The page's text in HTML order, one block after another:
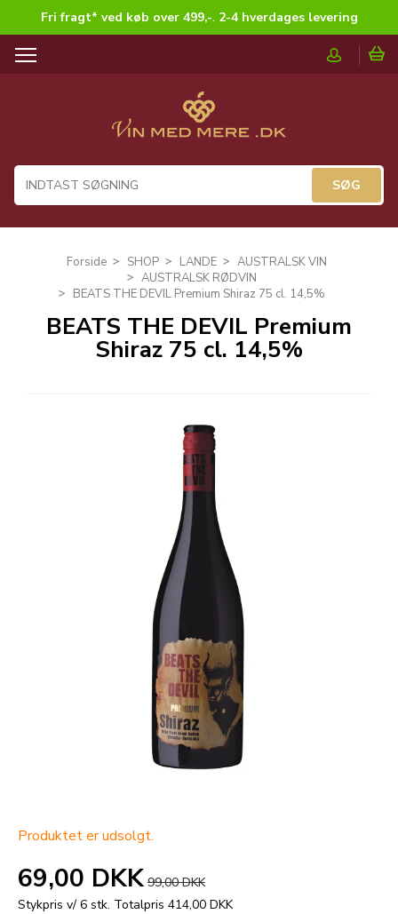
Fri fragt* ved køb over 499,-. 2-4 hverdages levering
T
a
i
Forside SHOP LANDE
AUSTRALSK VIN
AUSTRALSK RØDVIN
BEATS THE DEVIL Premium Shiraz 75 cl. 14,5%
BEATS THE DEVIL Premium
Shiraz 75 cl. 14,5%
Produktet er udsolgt.
69,00 DKK 99,00 DKK
Stykpris v/ 6 stk. Totalpris 414,00 DKK